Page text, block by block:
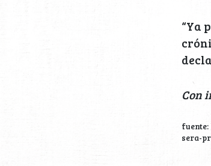
“Ya
Con
sera-